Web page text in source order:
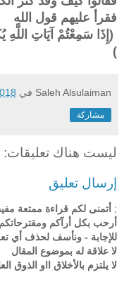
فقرأ عليهم قول الله
(إِذَا سَمِعْتُمْ آيَاتِ اللَّهِ
)
Saleh Alsulaiman في
مشاركة
ليست هناك تعليقات:
إرسال تعليق
; أتمنى لكم قراءة ممتعة
أرحب بكل أرآكم
للإجابة - ونأسف لحذف أي
لا علاقة له بموضوع المقال
لا يلتزم بالأخلاق ااو الذوق